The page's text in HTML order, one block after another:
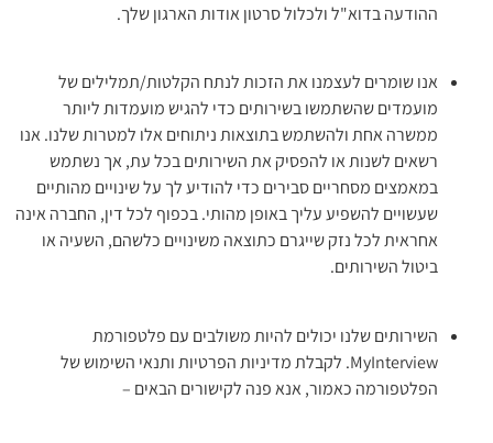
ההודעה בדוא"ל ולכלול סרטון אודות הארגון שלך.
אנו שומרים לעצמנו את הזכות לנתח הקלטות/תמלילים של
מועמדים שהשתמשו בשירותים כדי להגיש מועמדות ליותר
ממשרה אחת ולהשתמש בתוצאות ניתוחים אלו למטרות שלנו. אנו
רשאים לשנות או להפסיק את השירותים בכל עת, אך נשתמש
במאמצים מסחריים סבירים כדי להודיע לך על שינויים מהותיים
שעשויים להשפיע עליך באופן מהותי. בכפוף לכל דין, החברה אינה
אחראית לכל נזק שייגרם כתוצאה משינויים כלשהם, השעיה או
ביטול השירותים.
השירותים שלנו יכולים להיות משולבים עם פלטפורמת
MyInterview. לקבלת מדיניות הפרטיות ותנאי השימוש של
הפלטפורמה כאמור, אנא פנה לקישורים הבאים –